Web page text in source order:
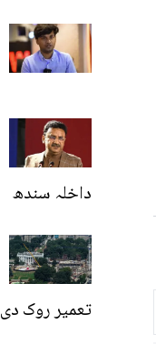
داخلہ سندھ
تعمیر روک دی